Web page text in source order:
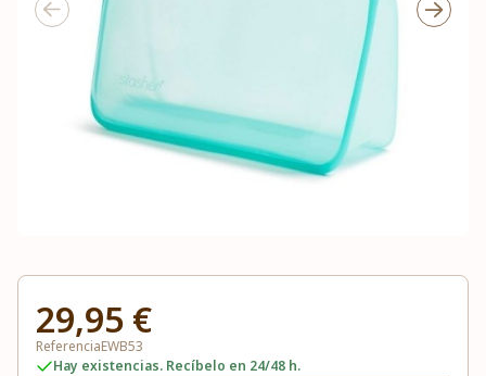
29,95 €
ReferenciaEWB53
Hay existencias. Recíbelo en 24/48 h.